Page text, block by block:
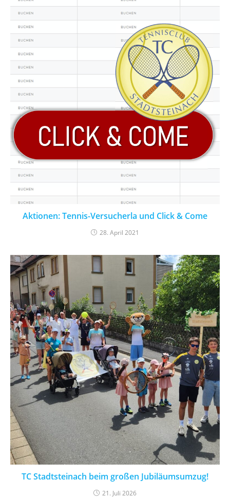
Aktionen: Tennis-Versucherla und Click & Come
28. April 2021
TC Stadtsteinach beim großen Jubiläumsumzug!
21. Juli 2026